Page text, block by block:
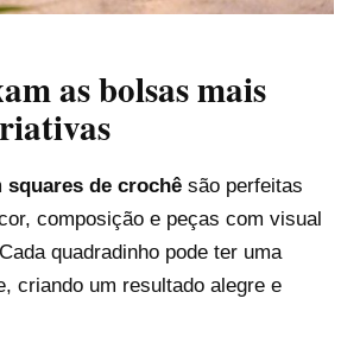
as bolsas mais
squares de crochê são perfeitas
composição e peças com visual
quadradinho pode ter uma
criando um resultado alegre e